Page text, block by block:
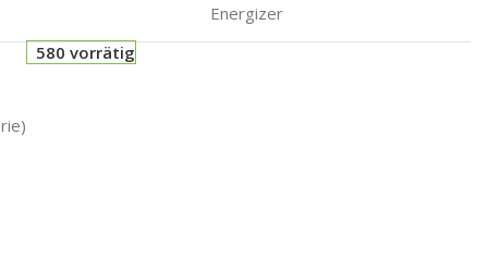
Energizer
580 vorrätig